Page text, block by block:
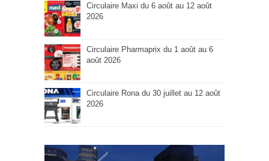
Circulaire Maxi du 6 août au 12 août
2026
Circulaire Pharmaprix du 1 août au 6
août 2026
Circulaire Rona du 30 juillet au 12 août
2026